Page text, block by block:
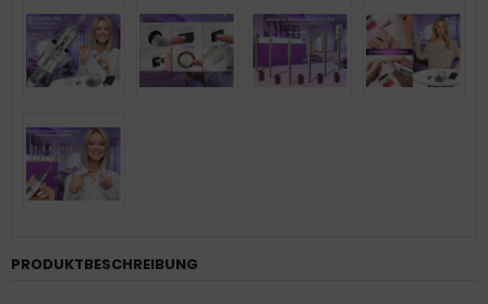
PRODUKTBESCHREIBUNG